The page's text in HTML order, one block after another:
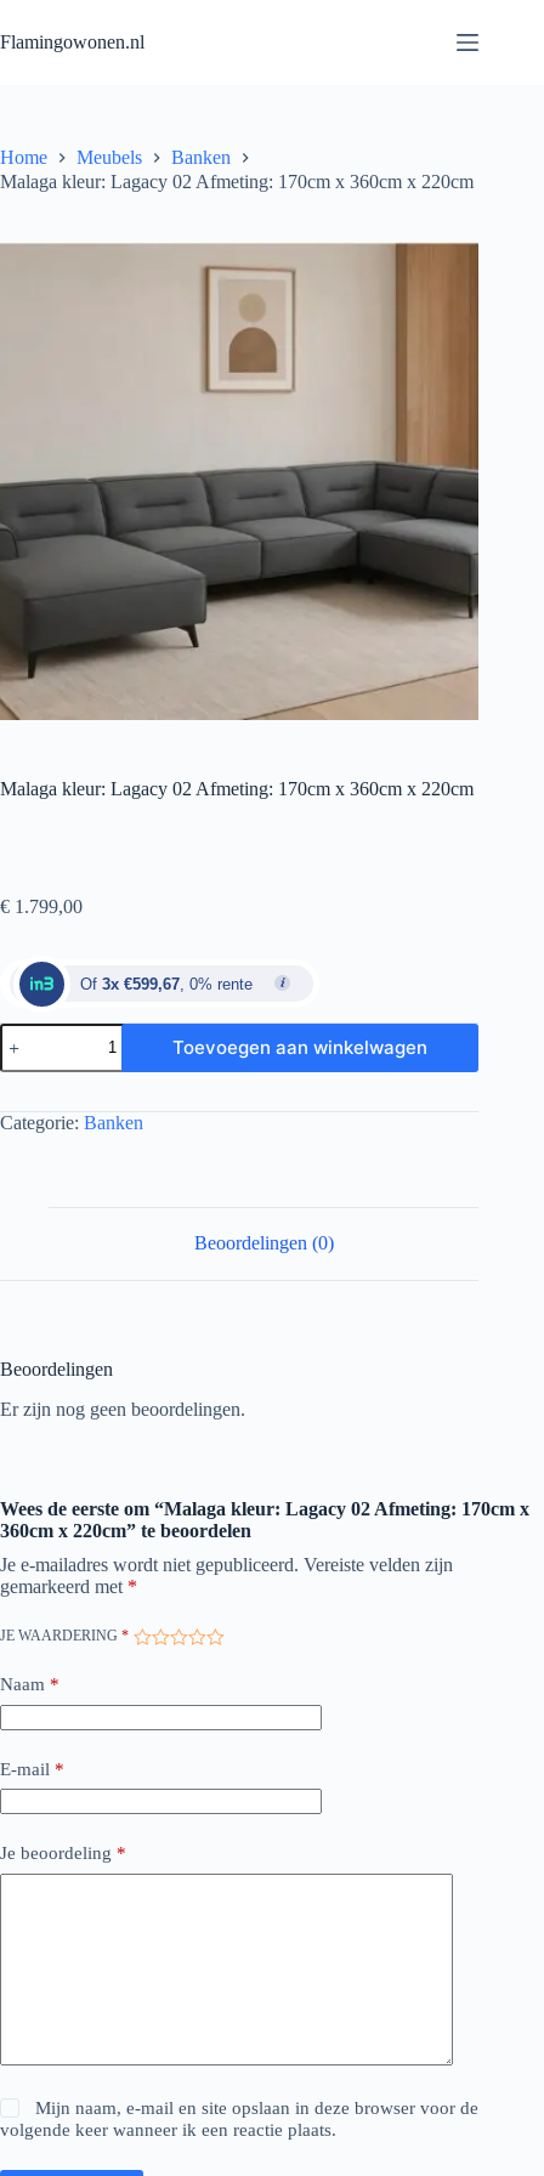
Flamingowonen.nl
Home Meubels
Banken
Malaga kleur: Lagacy 02 Afmeting: 170cm x 360cm x 220cm
Malaga kleur: Lagacy 02 Afmeting: 170cm x 360cm x 220cm
€ 1.799,00
Of 3x €599,67 , 0% rente
Toevoegen aan winkelwagen
Categorie: Banken
Beoordelingen (0)
Beoordelingen
Er zijn nog geen beoordelingen.
Wees de eerste om “Malaga kleur: Lagacy 02 Afmeting: 170cm x
360cm x 220cm” te beoordelen
Je e-mailadres wordt niet gepubliceerd. Vereiste velden zijn
gemarkeerd met *
JE WAARDERING *
Naam *
E-mail *
Je beoordeling *
Mijn naam, e-mail en site opslaan in deze browser voor de
volgende keer wanneer ik een reactie plaats.